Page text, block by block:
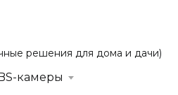
решения для дома и дачи)
камеры